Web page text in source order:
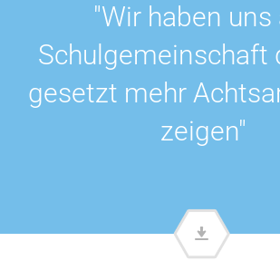
"Wir haben uns
Schulgemeinschaft
gesetzt mehr
zeigen"